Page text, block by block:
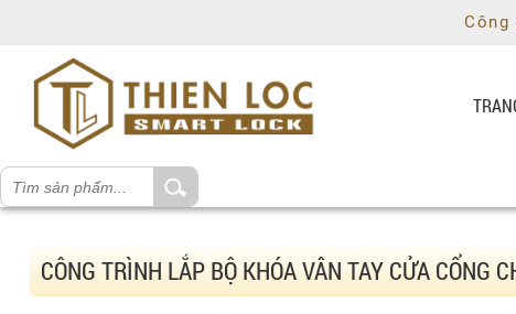
70000,
0981829491
Công
CÔNG TRÌNH LẮP BỘ KHÓA VÂN TAY CỬA CỔNG